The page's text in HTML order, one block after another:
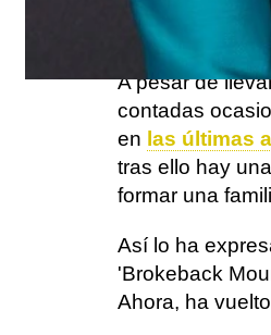
ambos juntos.
A pesar de
contadas
en las últimas
tras ello hay una
formar una
Así lo ha
'Brokeback
Ahora, ha